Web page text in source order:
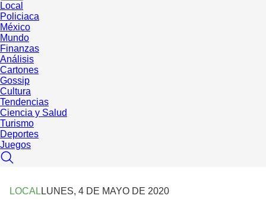
Local
Policiaca
México
Mundo
Finanzas
Análisis
Cartones
Gossip
Cultura
Tendencias
Ciencia y Salud
Turismo
Deportes
Juegos
LOCAL LUNES, 4 DE MAYO DE 2020